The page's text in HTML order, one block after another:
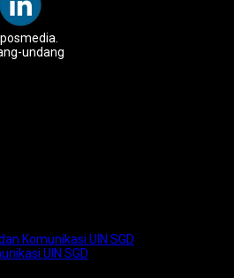
undang
Komunikasi UIN SGD
UIN SGD